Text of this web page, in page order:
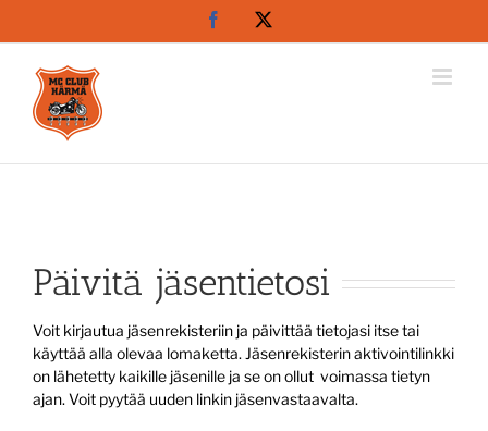
Facebook
Päivitä jäsentietosi
Voit kirjautua jäsenrekisteriin ja päivittää tietojasi itse tai
käyttää alla olevaa lomaketta. Jäsenrekisterin aktivointilinkki
on lähetetty kaikille jäsenille ja se on ollut voimassa tietyn
ajan. Voit pyytää uuden linkin jäsenvastaavalta.